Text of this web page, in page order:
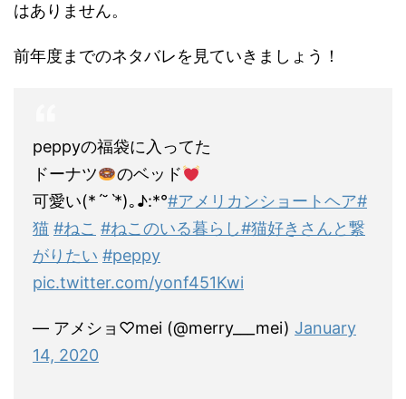
はありません。
前年度までのネタバレを見ていきましょう！
peppyの福袋に入ってた
ドーナツ
のベッド
可愛い(*ˊ˘ˋ*)｡♪:*°#アメリカンショートヘア#
猫 #ねこ #ねこのいる暮らし#猫好きさんと繋
がりたい #peppy
pic.twitter.com/yonf451Kwi
— アメショ♡mei (@merry___mei) January
14, 2020